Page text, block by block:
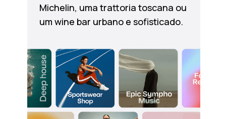
Michelin, uma trattoria toscana ou
um wine bar urbano e sofisticado.